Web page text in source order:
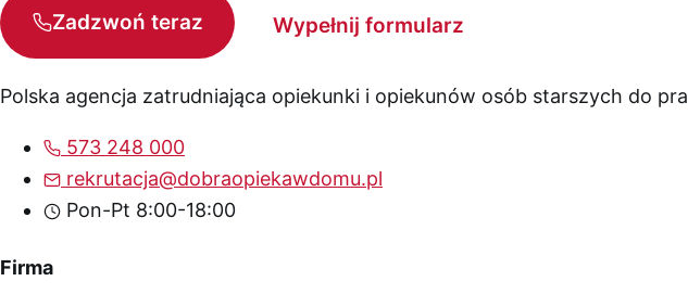
Zadzwoń teraz Wypełnij formularz
Polska agencja zatrudniająca opiekunki i opiekunów osób starszych do
573 248 000
rekrutacja@dobraopiekawdomu.pl
Pon-Pt 8:00-18:00
Firma